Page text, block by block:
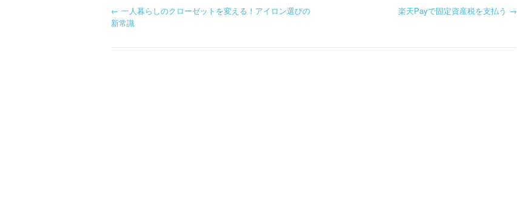
P
← 一人暮らしのクローゼットを変える！アイロン選びの
新常識
楽天Payで固定資産税を支払う →